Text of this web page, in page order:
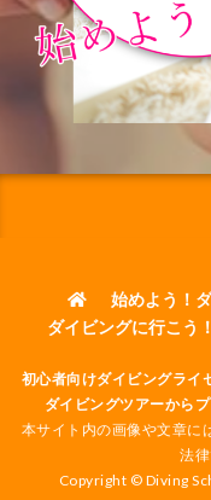
始めよう！
ダイビングに行こう！
初心者向けダイビングライ
ダイビングツアーから
本サイト内の画像や文章に
法
Copyright © Diving